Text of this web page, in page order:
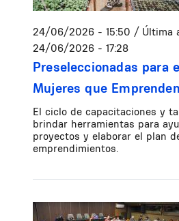
24/06/2026 - 15:50 / Última
24/06/2026 - 17:28
Preseleccionadas para
Mujeres que Emprenden
El ciclo de capacitaciones y
brindar herramientas para
proyectos y elaborar el plan
emprendimientos.